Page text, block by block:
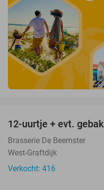
12-uurtje + evt. gebak
Brasserie De Beemster
West-Graftdijk
Verkocht: 416